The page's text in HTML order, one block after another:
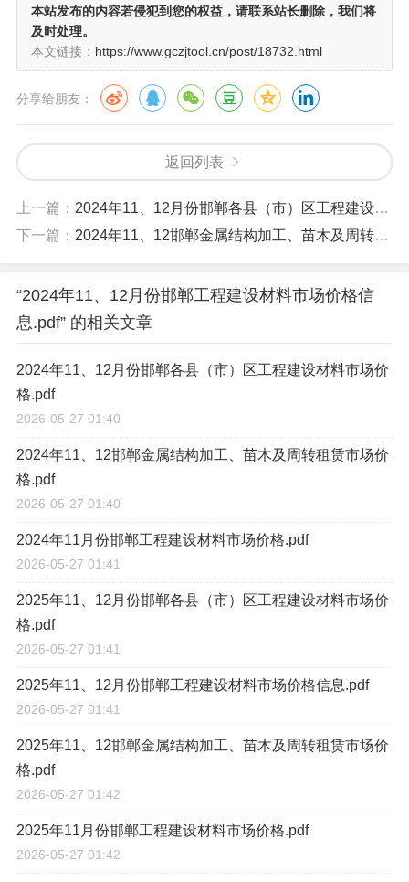
本站发布的内容若侵犯到您的权益，请联系站长删除，我们将
及时处理。
本文链接： https://www.gczjtool.cn/post/18732.html
分享给朋友：
返回列表
上一篇： 2024年11、12月份邯郸各县（市）区工程建设材料市场价格.pdf
下一篇： 2024年11、12邯郸金属结构加工、苗木及周转租赁市场价格.pdf
“2024年11、12月份邯郸工程建设材料市场价格信
息.pdf” 的相关文章
2024年11、12月份邯郸各县（市）区工程建设材料市场价
格.pdf
2026-05-27 01:40
2024年11、12邯郸金属结构加工、苗木及周转租赁市场价
格.pdf
2026-05-27 01:40
2024年11月份邯郸工程建设材料市场价格.pdf
2026-05-27 01:41
2025年11、12月份邯郸各县（市）区工程建设材料市场价
格.pdf
2026-05-27 01:41
2025年11、12月份邯郸工程建设材料市场价格信息.pdf
2026-05-27 01:41
2025年11、12邯郸金属结构加工、苗木及周转租赁市场价
格.pdf
2026-05-27 01:42
2025年11月份邯郸工程建设材料市场价格.pdf
2026-05-27 01:42